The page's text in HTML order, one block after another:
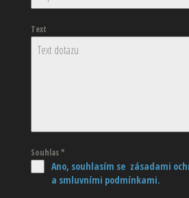
Text
Souhlas*
Ano, souhlasím se zásadami
a smluvními podmínkami.